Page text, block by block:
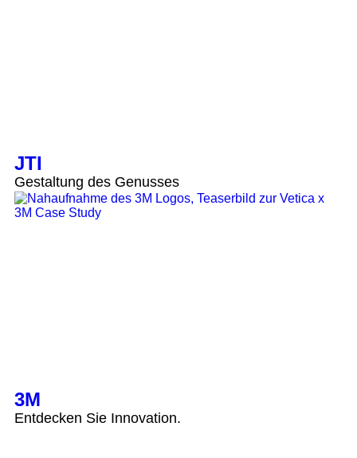
JTI
Gestaltung des Genusses
3M
Entdecken Sie Innovation.